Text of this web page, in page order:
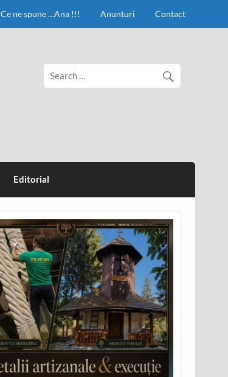
Ce ne spune …Ana !!! Anunturi Contact
Editorial